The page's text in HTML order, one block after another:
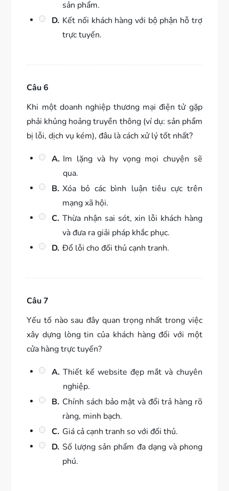
sản phẩm.
D. Kết nối khách hàng với bộ phận hỗ trợ
trực tuyến.
Câu 6
Khi một doanh nghiệp thương mại điện tử gặp
phải khủng hoảng truyền thông (ví dụ: sản phẩm
bị lỗi, dịch vụ kém), đâu là cách xử lý tốt nhất?
A. Im lặng và hy vọng mọi chuyện sẽ
qua.
B. Xóa bỏ các bình luận tiêu cực trên
mạng xã hội.
C. Thừa nhận sai sót, xin lỗi khách hàng
và đưa ra giải pháp khắc phục.
D. Đổ lỗi cho đối thủ cạnh tranh.
Câu 7
Yếu tố nào sau đây quan trọng nhất trong việc
xây dựng lòng tin của khách hàng đối với một
cửa hàng trực tuyến?
A. Thiết kế website đẹp mắt và chuyên
nghiệp.
B. Chính sách bảo mật và đổi trả hàng rõ
ràng, minh bạch.
C. Giá cả cạnh tranh so với đối thủ.
D. Số lượng sản phẩm đa dạng và phong
phú.